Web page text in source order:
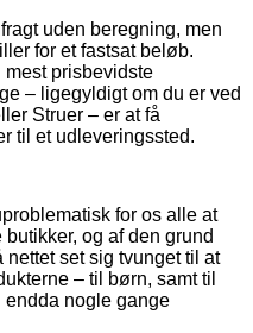
uden beregning, men
for et fastsat beløb.
mest prisbevidste
– ligegyldigt om du er ved
Struer – er at få
til et udleveringssted.
for os alle at
og af den grund
set sig tvunget til at
– til børn, samt til
endda nogle gange